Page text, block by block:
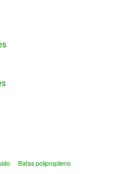
Batas polipropileno